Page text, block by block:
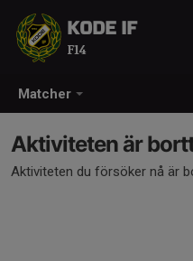
Matcher
KODE IF
F14
Aktiviteten är
Aktiviteten du försöker nå är